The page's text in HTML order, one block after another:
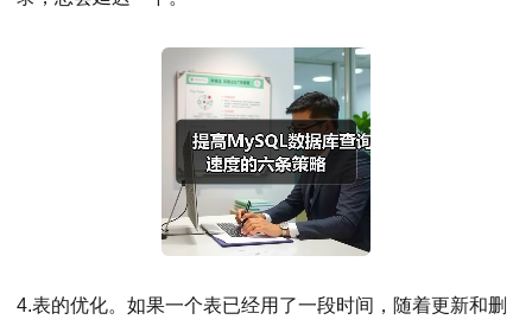
4.表的优化。如果一个表已经用了一段时间，随着更新和删